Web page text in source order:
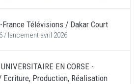
France Télévisions / Dakar Court
/ lancement avril 2026
EN CORSE -
Ecriture, Production, Réalisation